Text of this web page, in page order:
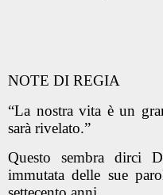
NOTE DI REGIA
“La nostra vita è un
sarà rivelato.”
Questo sembra dirci
immutata delle sue